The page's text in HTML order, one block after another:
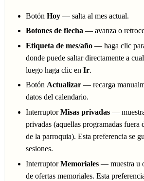
Botón Hoy — salta al mes actual.
Botones de flecha — avanza o
Etiqueta de mes/año — haga clic
donde puede saltar directamente a
luego haga clic en Ir.
Botón Actualizar — recarga
datos del calendario.
InterruptorMisas privadas —
privadas (aquellas programadas
de la parroquia). Esta preferencia se
sesiones.
InterruptorMemoriales — muestra u
de ofertas memoriales. Esta